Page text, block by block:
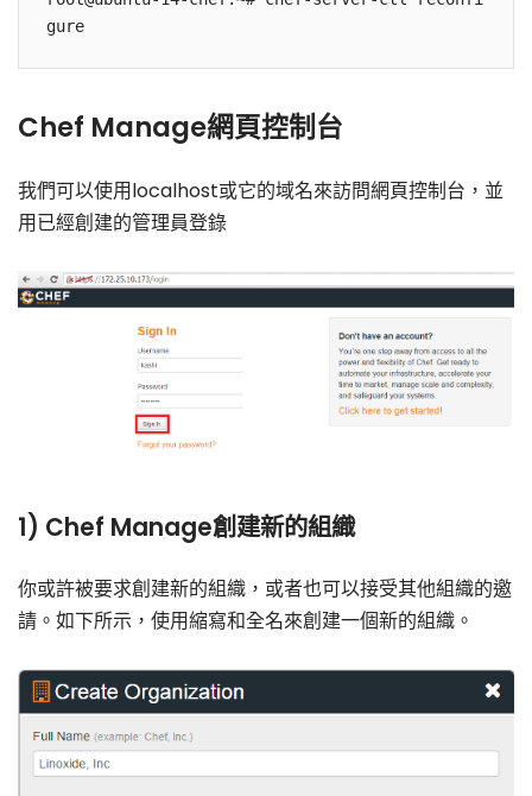
Chef Manage網頁控制台
我們可以使用localhost或它的域名來訪問網頁控制台，並
用已經創建的管理員登錄
1) Chef Manage創建新的組織
你或許被要求創建新的組織，或者也可以接受其他組織的邀
請。如下所示，使用縮寫和全名來創建一個新的組織。